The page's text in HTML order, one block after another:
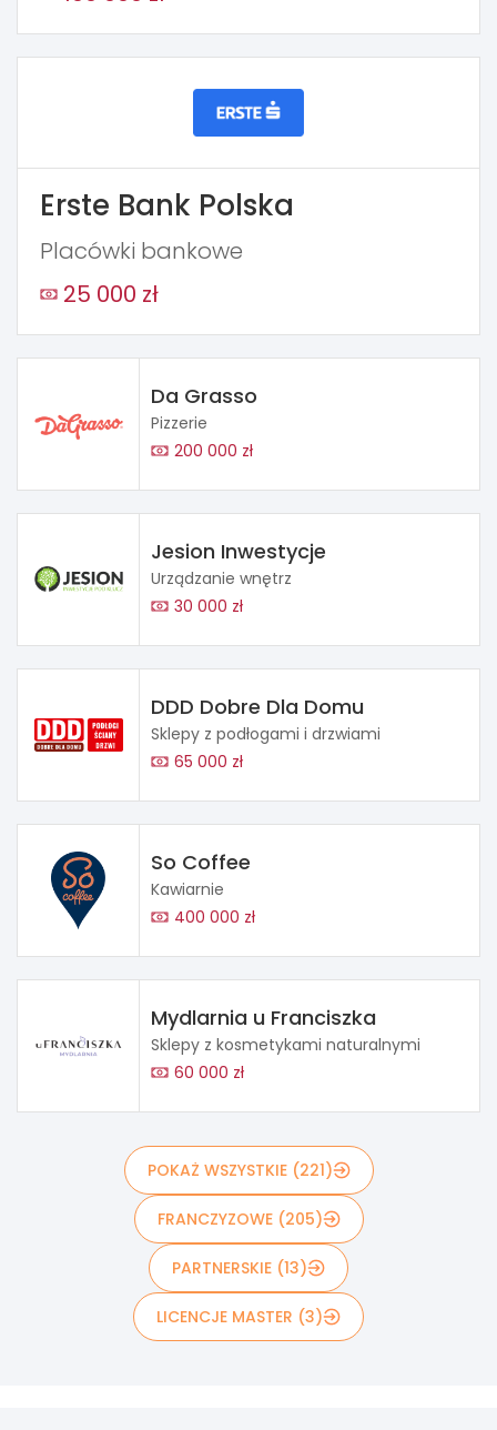
Erste Bank Polska
Placówki bankowe
25 000 zł
Da Grasso
Pizzerie
200 000 zł
Jesion Inwestycje
Urządzanie wnętrz
30 000 zł
DDD Dobre Dla Domu
Sklepy z podłogami i drzwiami
65 000 zł
So Coffee
Kawiarnie
400 000 zł
Mydlarnia u Franciszka
Sklepy z kosmetykami naturalnymi
60 000 zł
POKAŻ WSZYSTKIE (221)
FRANCZYZOWE (205)
PARTNERSKIE (13)
LICENCJE MASTER (3)